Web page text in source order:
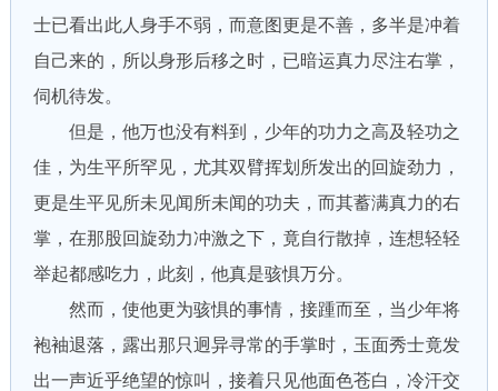
士已看出此人身手不弱，而意图更是不善，多半是冲着
自己来的，所以身形后移之时，已暗运真力尽注右掌，
伺机待发。
但是，他万也没有料到，少年的功力之高及轻功之
佳，为生平所罕见，尤其双臂挥划所发出的回旋劲力，
更是生平见所未见闻所未闻的功夫，而其蓄满真力的右
掌，在那股回旋劲力冲激之下，竟自行散掉，连想轻轻
举起都感吃力，此刻，他真是骇惧万分。
然而，使他更为骇惧的事情，接踵而至，当少年将
袍袖退落，露出那只迥异寻常的手掌时，玉面秀士竟发
出一声近乎绝望的惊叫，接着只见他面色苍白，冷汗交